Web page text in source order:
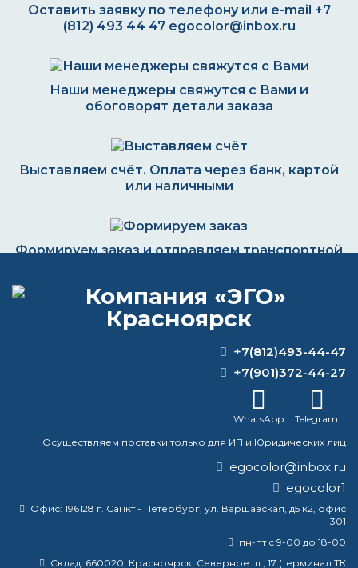
Оставить заявку по телефону или e-mail +7
(812) 493 44 47 egocolor@inbox.ru
Наши менеджеры свяжутся с Вами и
обоговорят детали заказа
Выставляем счёт. Оплата через банк, картой
или наличными
Формируем заказ и отправляем транспортной
ВОПРОС-ОТВЕТ
двухкомпонентная краска?
долговечная?
+7(812)493-44-47
+7(901)372-44-27
WhatsApp
Telegram
Осуществляем поставки только для ИП и Юридических лиц
egocolor@inbox.ru
egocolor1
Офис: 196128 г. Санкт - Петербург, ул. Варшавская, д5 к2, офис
301
пн-пт с 9-00 до 18-00
Склад: 660020, Красноярск, Северное ш., 17 (терминал ТК